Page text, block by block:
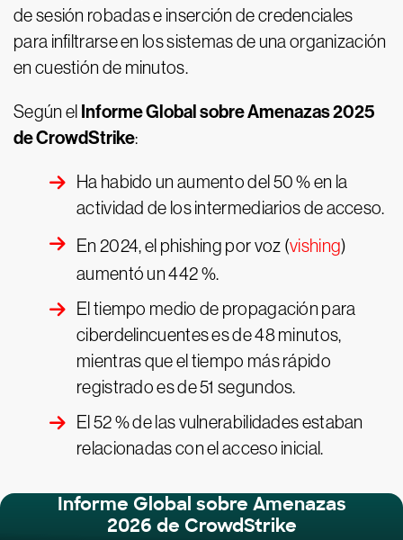
de sesión robadas e inserción de credenciales
para infiltrarse en los sistemas de una organización
en cuestión de minutos.
Según el Informe Global sobre Amenazas 2025
de CrowdStrike:
Ha habido un aumento del 50 % en la
actividad de los intermediarios de acceso.
En 2024, el phishing por voz (vishing)
aumentó un 442 %.
El tiempo medio de propagación para
ciberdelincuentes es de 48 minutos,
mientras que el tiempo más rápido
registrado es de 51 segundos.
El 52 % de las vulnerabilidades estaban
relacionadas con el acceso inicial.
Informe Global sobre Amenazas
2026 de CrowdStrike